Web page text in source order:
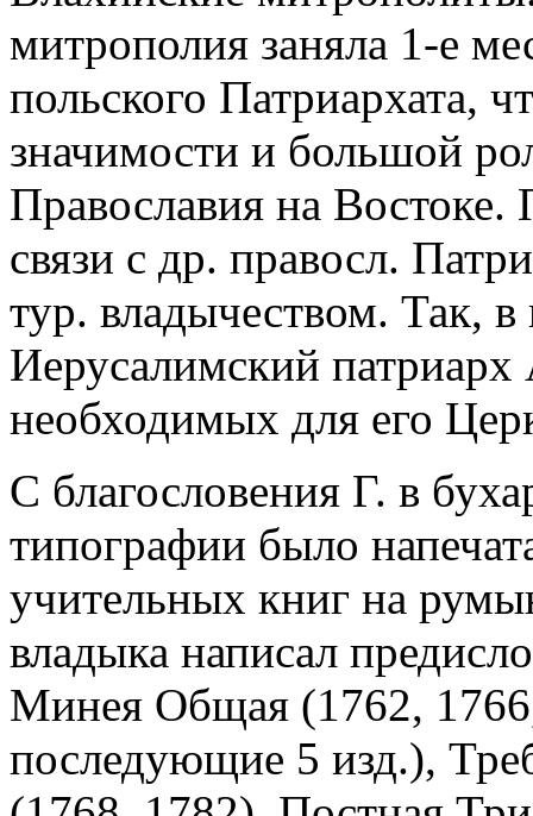
митрополия заняла 1-е
польского Патриархата,
значимости и большой
Православия на Востоке.
связи с др. правосл.
тур. владычеством. Так, в
Иерусалимский
необходимых для его
С благословения Г. в
типографии было
учительных книг на
владыка написал
Минея Общая (1762,
последующие 5 изд.),